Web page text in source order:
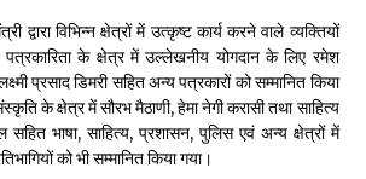
May 12, 2022
Of The Day 11 May
May 11, 2022
द्वारा विभिन्न क्षेत्रों में उत्कृष्ट कार्य करने वाले व्यक्तियों
पत्रकारिता के क्षेत्र में उल्लेखनीय योगदान के लिए रमेश
प्रसाद डिमरी सहित अन्य पत्रकारों को सम्मानित किया
के क्षेत्र में सौरभ मैठाणी, हेमा नेगी करासी तथा साहित्य
भाषा, साहित्य, प्रशासन, पुलिस एवं अन्य क्षेत्रों में
को भी सम्मानित किया गया।